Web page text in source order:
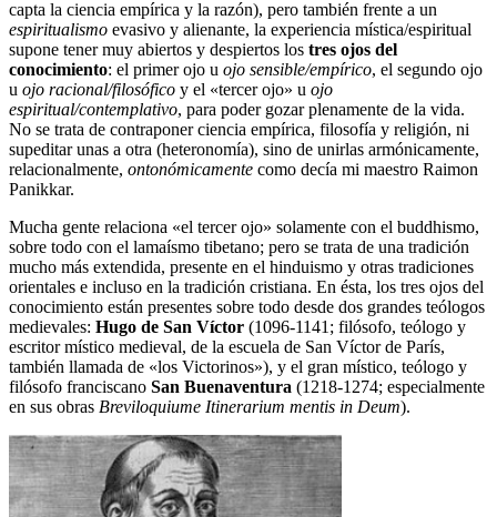
capta la ciencia empírica y la razón), pero también frente a un
espiritualismo evasivo y alienante, la experiencia mística/espiritual
supone tener muy abiertos y despiertos los tres ojos del
conocimiento: el primer ojo u ojo sensible/empírico, el segundo ojo
u ojo racional/filosófico y el «tercer ojo» u ojo
espiritual/contemplativo, para poder gozar plenamente de la vida.
No se trata de contraponer ciencia empírica, filosofía y religión, ni
supeditar unas a otra (heteronomía), sino de unirlas armónicamente,
relacionalmente, ontonómicamente como decía mi maestro Raimon
Panikkar.
Mucha gente relaciona «el tercer ojo» solamente con el buddhismo,
sobre todo con el lamaísmo tibetano; pero se trata de una tradición
mucho más extendida, presente en el hinduismo y otras tradiciones
orientales e incluso en la tradición cristiana. En ésta, los tres ojos del
conocimiento están presentes sobre todo desde dos grandes teólogos
medievales: Hugo de San Víctor (1096-1141; filósofo, teólogo y
escritor místico medieval, de la escuela de San Víctor de París,
también llamada de «los Victorinos»), y el gran místico, teólogo y
filósofo franciscano San Buenaventura (1218-1274; especialmente
en sus obras Breviloquiume Itinerarium mentis in Deum).